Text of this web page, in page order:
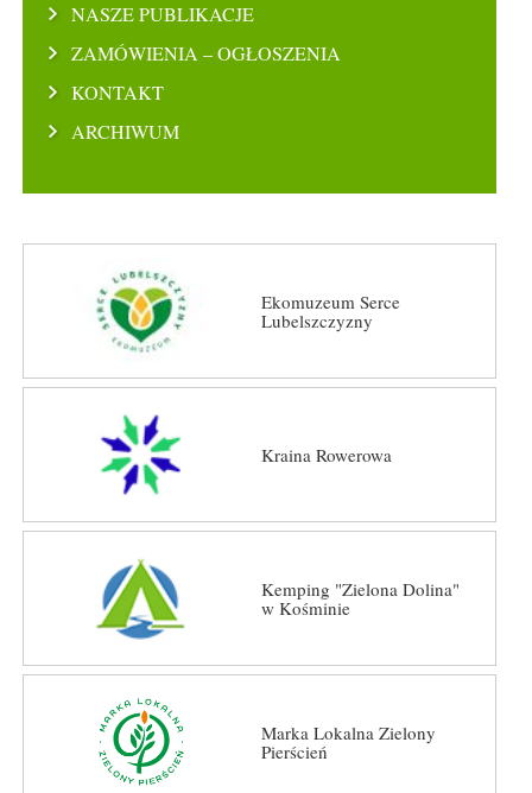
NASZE PUBLIKACJE
ZAMÓWIENIA – OGŁOSZENIA
KONTAKT
ARCHIWUM
Ekomuzeum Serce
Lubelszczyzny
Kraina Rowerowa
Kemping "Zielona Dolina"
w Kośminie
Marka Lokalna Zielony
Pierścień